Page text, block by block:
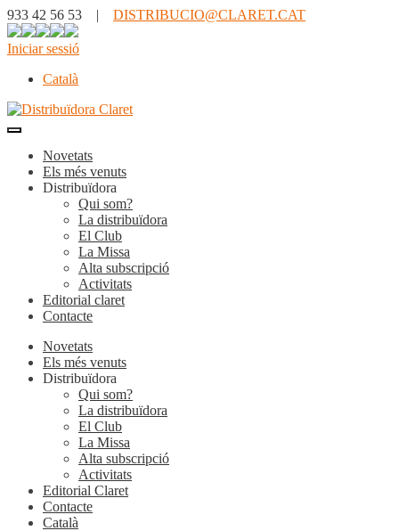
933 42 56 53 | DISTRIBUCIO@CLARET.CAT
Iniciar sessió
Català
Novetats
Els més venuts
Distribuïdora
Qui som?
La distribuïdora
El Club
La Missa
Alta subscripció
Activitats
Editorial claret
Contacte
Novetats
Els més venuts
Distribuïdora
Qui som?
La distribuïdora
El Club
La Missa
Alta subscripció
Activitats
Editorial Claret
Contacte
Català